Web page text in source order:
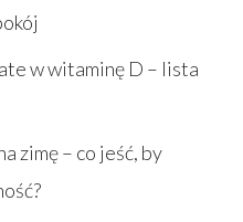
w witaminę D – lista
zimę – co jeść, by